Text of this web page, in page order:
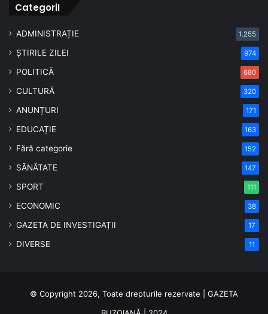
CategoriI
ADMINISTRAȚIE 1.255
ȘTIRILE ZILEI 974
POLITICĂ 680
CULTURĂ 320
ANUNȚURI 171
EDUCAȚIE 163
Fără categorie 152
SĂNĂTATE 147
SPORT 111
ECONOMIC 38
GAZETA DE INVESTIGAȚII 17
DIVERSE 11
© Copyright 2026, Toate drepturile rezervate | GAZETA